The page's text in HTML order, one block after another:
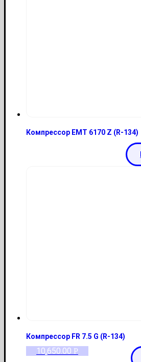
Компрессор EMT 6170 Z (R-134)
Компрессор FR 7.5 G (R-134)
10,650.00 Р